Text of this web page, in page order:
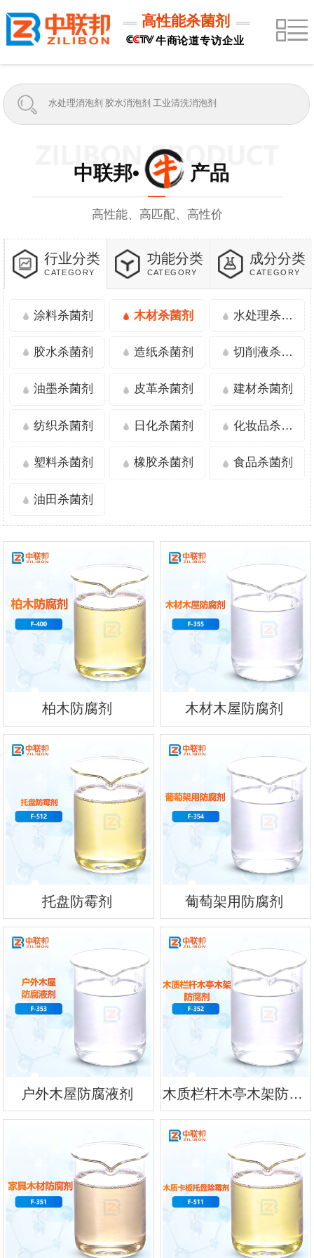
高性能杀菌剂
牛商论道专访企业
中联邦• 产品
高性能、高匹配、高性价
行业分类
CATEGORY
涂料杀菌剂 木材杀菌剂 水处理杀菌剂
胶水杀菌剂 造纸杀菌剂 切削液杀菌剂
油墨杀菌剂 皮革杀菌剂 建材杀菌剂
纺织杀菌剂 日化杀菌剂 化妆品杀菌剂
塑料杀菌剂 橡胶杀菌剂 食品杀菌剂
油田杀菌剂
功能分类
CATEGORY
成分分类
CATEGORY
柏木防腐剂 木材木屋防腐剂
托盘防霉剂 葡萄架用防腐剂
户外木屋防腐液剂 木质栏杆木亭木架防腐剂